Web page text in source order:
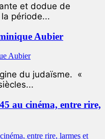
et dodue de
période...
Aubier
du judaïsme. «
au cinéma, entre rire,